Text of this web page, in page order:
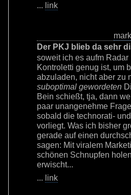
... link
Der PKJ blieb da sehr
soweit ich es aufm
Kontroletti genug ist, um
abzuladen, nicht aber zu
suboptimal gewordeten
Bein schießt, tja, dann
paar unangenehme
sobald die technorati-
vorliegt. Was ich bisher
gerade auf einen
sagen: Mit viralem
schönen Schnupfen
erwischt...
... link